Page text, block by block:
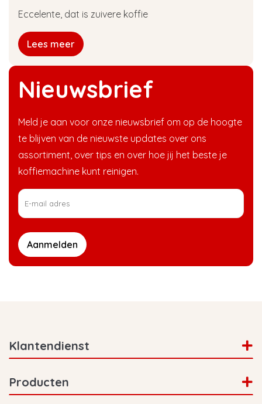
Nieuwsbrief
Meld je aan voor onze nieuwsbrief om op de hoogte
te blijven van de nieuwste updates over ons
assortiment, over tips en over hoe jij het beste je
koffiemachine kunt reinigen.
Aanmelden
Eccelente, dat is zuivere koffie
Lees meer
Klantendienst
Producten